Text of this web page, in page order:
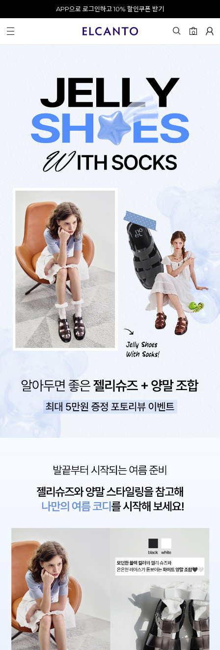
오전 10시 이전 결제 완료 시 오늘 출발!
회원가입 시 최대 20% 쿠폰 지급
카카오 채널 추가 시 10% 쿠폰 증정
APP으로 로그인하고 10% 할인쿠폰 받기
0